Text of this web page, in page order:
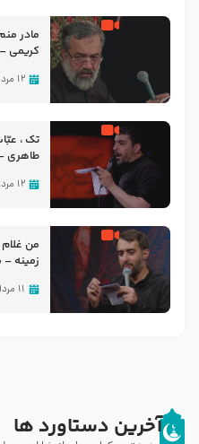
مادر
کریمی
۱۲ مرداد ۱۴۰۵
تک ،
طاهری –
۱۲ مرداد ۱۴۰۵
من
۱۱ مرداد ۱۴۰۵
آخرین دستاورد ها